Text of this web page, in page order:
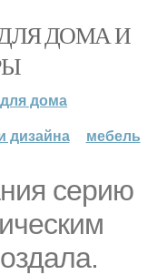
ДОМА И
дома
дизайна мебель
серию